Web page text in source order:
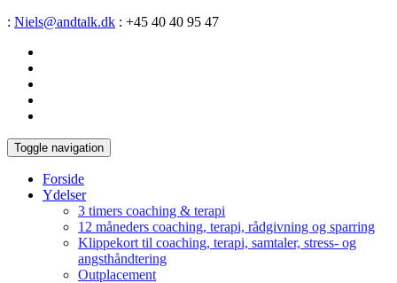
: Niels@andtalk.dk : +45 40 40 95 47
Toggle navigation
Forside
Ydelser
3 timers coaching & terapi
12 måneders coaching, terapi, rådgivning og sparring
Klippekort til coaching, terapi, samtaler, stress- og
angsthåndtering
Outplacement